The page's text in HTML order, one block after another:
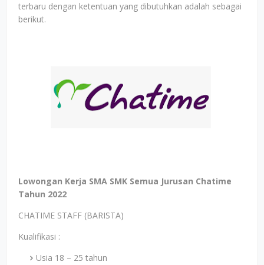
terbaru dengan ketentuan yang dibutuhkan adalah sebagai
berikut.
Lowongan Kerja SMA SMK Semua Jurusan Chatime
Tahun 2022
CHATIME STAFF (BARISTA)
Kualifikasi :
Usia 18 – 25 tahun